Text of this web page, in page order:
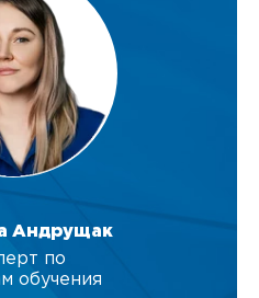
Андрущак
по
обучения